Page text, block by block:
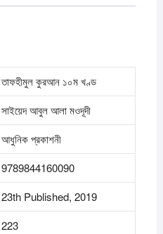
তাফহীমুল কুরআন ১০ম খণ্ড
সাইয়েদ আবুল আলা মওদূদী
আধুনিক প্রকাশনী
9789844160090
23th Published, 2019
223